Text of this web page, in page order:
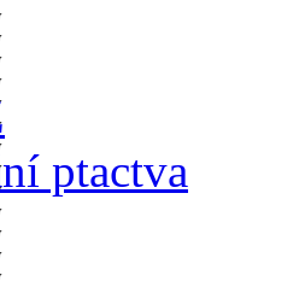
ptactva